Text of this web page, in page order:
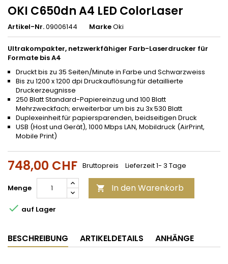
OKI C650dn A4 LED ColorLaser
Artikel-Nr.09006144 MarkeOki
Ultrakompakter, netzwerkfähiger Farb-Laserdrucker für
Formate bis A4
Druckt bis zu 35 Seiten/Minute in Farbe und Schwarzweiss
Bis zu 1200 x 1200 dpi Druckauflösung für detaillierte
Druckerzeugnisse
250 Blatt Standard-Papiereinzug und 100 Blatt
Mehrzweckfach; erweiterbar um bis zu 3x 530 Blatt
Duplexeinheit für papiersparenden, beidseitigen Druck
USB (Host und Gerät), 1000 Mbps LAN, Mobildruck (AirPrint,
Mobile Print)
748,00 CHF Bruttopreis Lieferzeit 1- 3 Tage
Menge  In den Warenkorb
 auf Lager
BESCHREIBUNG ARTIKELDETAILS ANHÄNGE